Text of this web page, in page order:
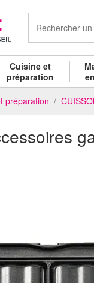
Cuisine et
préparation
préparation